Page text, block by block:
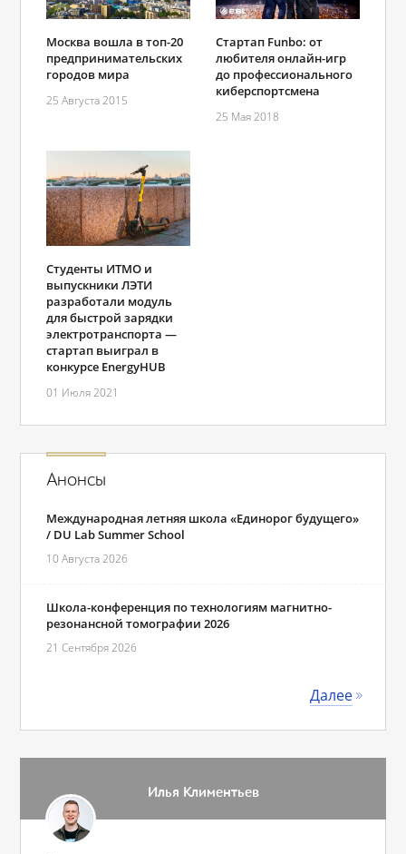
Москва вошла в топ-20
предпринимательских
городов мира
25 Августа 2015
Стартап Funbo: от
любителя онлайн-игр
до профессионального
киберспортсмена
25 Мая 2018
Студенты ИТМО и
выпускники ЛЭТИ
разработали модуль
для быстрой зарядки
электротранспорта —
стартап выиграл в
конкурсе EnergyHUB
01 Июля 2021
Анонсы
Международная летняя школа «Единорог будущего»
/ DU Lab Summer School
10 Августа 2026
Школа-конференция по технологиям магнитно-
резонансной томографии 2026
21 Сентября 2026
Далее
Илья Климентьев